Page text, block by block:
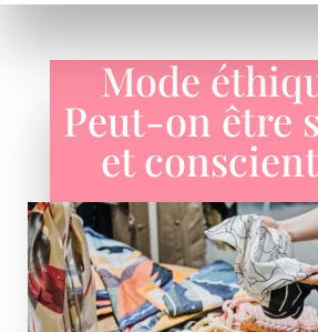
Mode
Peut-on être
et